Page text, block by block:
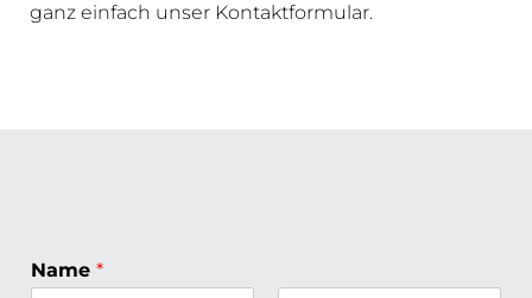
ganz einfach unser Kontaktformular.
Name *